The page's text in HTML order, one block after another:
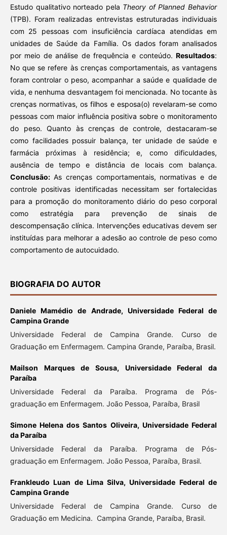
Estudo qualitativo norteado pela Theory of Planned Behavior
(TPB). Foram realizadas entrevistas estruturadas individuais
com 25 pessoas com insuficiência cardíaca atendidas em
unidades de Saúde da Família. Os dados foram analisados
por meio de análise de frequência e conteúdo.Resultados:
No que se refere às crenças comportamentais, as vantagens
foram controlar o peso, acompanhar a saúde e qualidade de
vida, e nenhuma desvantagem foi mencionada. No tocante às
crenças normativas, os filhos e esposa(o) revelaram-se como
pessoas com maior influência positiva sobre o monitoramento
do peso. Quanto às crenças de controle, destacaram-se
como facilidades possuir balança, ter unidade de saúde e
farmácia próximas à residência; e, como dificuldades,
ausência de tempo e distância de locais com balança.
Conclusão: As crenças comportamentais, normativas e de
controle positivas identificadas necessitam ser fortalecidas
para a promoção do monitoramento diário do peso corporal
como estratégia para prevenção de sinais de
descompensação clínica. Intervenções educativas devem ser
instituídas para melhorar a adesão ao controle de peso como
comportamento de autocuidado.
BIOGRAFIA DO AUTOR
Daniele Mamédio de Andrade, Universidade Federal de
Campina Grande
Universidade Federal de Campina Grande. Curso de
Graduação em Enfermagem. Campina Grande, Paraíba, Brasil.
Mailson Marques de Sousa, Universidade Federal da
Paraíba
Universidade Federal da Paraíba. Programa de Pós-
graduação em Enfermagem. João Pessoa, Paraíba, Brasil
Simone Helena dos Santos Oliveira, Universidade Federal
da Paraíba
Universidade Federal da Paraíba. Programa de Pós-
graduação em Enfermagem. João Pessoa, Paraíba, Brasil.
Frankleudo Luan de Lima Silva,Universidade Federal de
Campina Grande
Universidade Federal de Campina Grande. Curso de
Graduação em Medicina. Campina Grande, Paraíba, Brasil.